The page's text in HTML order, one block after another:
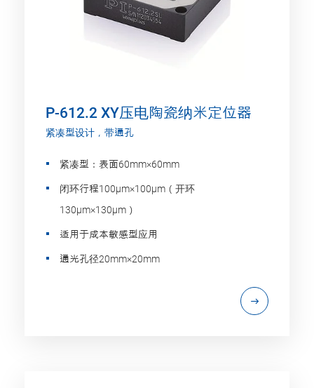
P-612.2 XY压电陶瓷纳米定位器
紧凑型设计，带通孔
紧凑型：表面60mm×60mm
闭环行程100µm×100µm（开环
130µm×130µm）
适用于成本敏感型应用
通光孔径20mm×20mm